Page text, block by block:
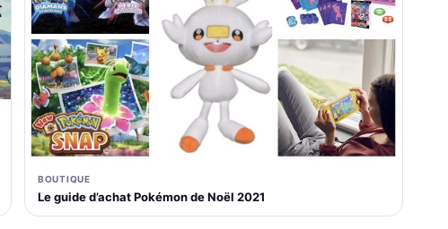
BOUTIQUE
Le guide d’achat Pokémon de Noël 2021